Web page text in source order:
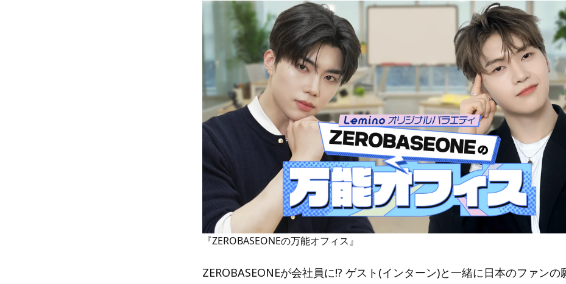
『ZEROBASEONEの万能オフィス』
ZEROBASEONEが会社員に!? ゲスト(インターン)と一緒に日本のファンの